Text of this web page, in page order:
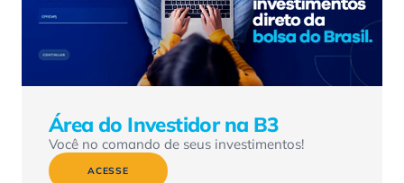
Área do Investidor na B3
Você no comando de seus investimentos!
ACESSE